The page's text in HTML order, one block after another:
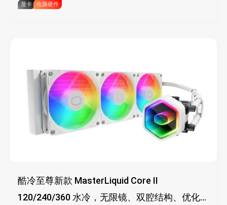
显卡 电脑硬件
酷冷至尊新款 MasterLiquid Core II
120/240/360 水冷，无限镜、双腔结构、优化风